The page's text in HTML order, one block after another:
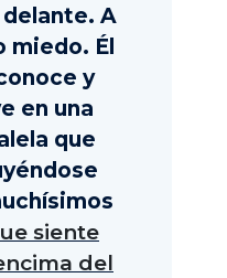
delante. A
miedo. Él
y
en una
que
siente
del